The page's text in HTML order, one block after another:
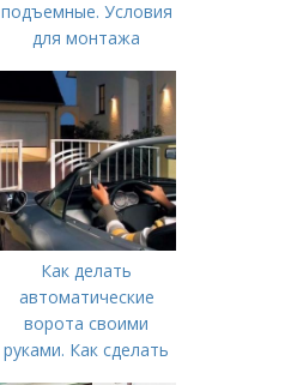
подъемные. Условия
для монтажа
секционных ворот
Как делать
автоматические
ворота своими
руками. Как сделать